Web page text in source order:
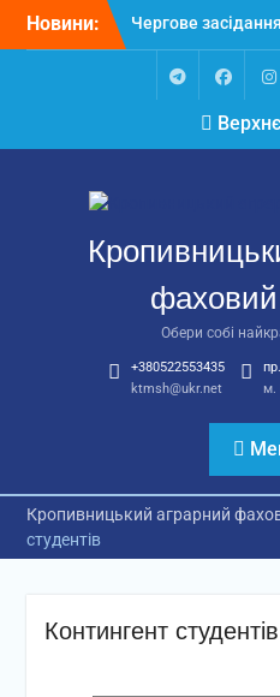
Новини:
Чергове засідання
стипендіальної
основні рішення
Небезпечні
можуть
Крок до сучасної
ВСТУП-2026
Telegram
Обери собі
+380522553435
ktmsh@ukr.net
м.
Кропивницький аграрний
студентів
Контингент студентів